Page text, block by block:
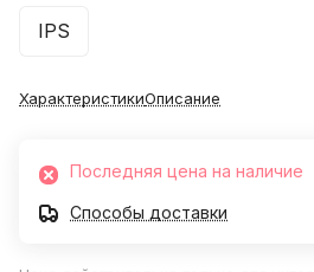
IPS
ХарактеристикиОписание
Последняя цена на наличие
Способы доставки